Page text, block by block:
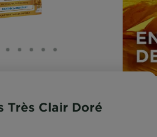
1
SLIDE 2
SLIDE 3
SLIDE 4
SLIDE 5
SLIDE 6
Très Clair Doré